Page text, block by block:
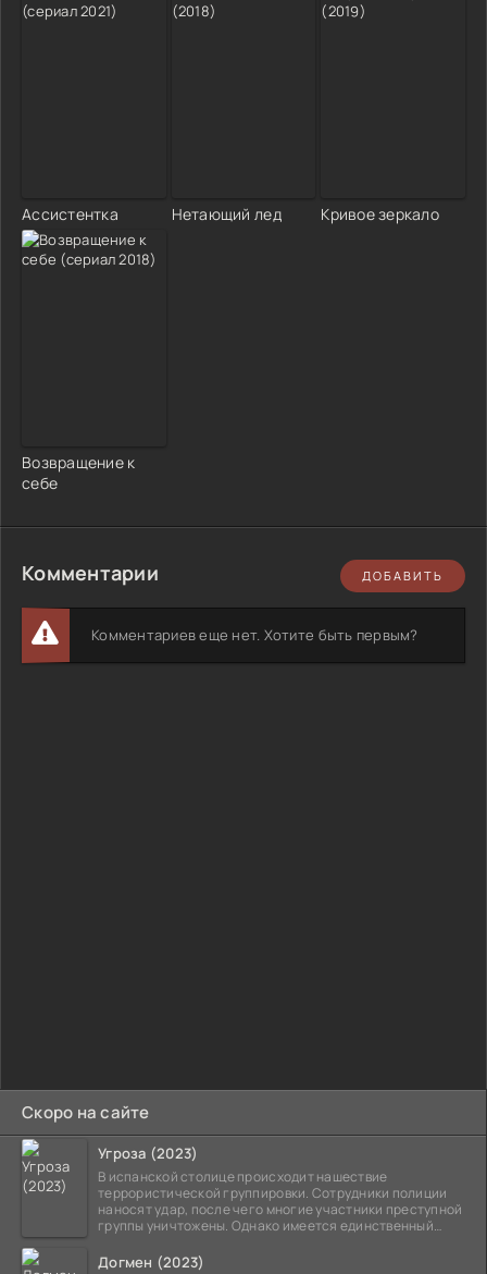
Скоро на сайте
Угроза (2023)
В испанской столице происходит нашествие
террористической группировки. Сотрудники полиции
наносят удар, после чего многие участники преступной
группы уничтожены. Однако имеется единственный
Догмен (2023)
Ассистентка Нетающий лед Кривое зеркало
Возвращение к
себе
Комментарии ДОБАВИТЬ
Комментариев еще нет. Хотите быть первым?